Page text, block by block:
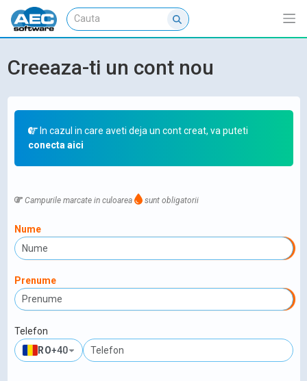
Creeaza-ti un cont nou
In cazul in care aveti deja un cont creat, va puteti
conecta aici
Campurile marcate in culoarea sunt obligatorii
Nume
Prenume
Telefon
RO+40